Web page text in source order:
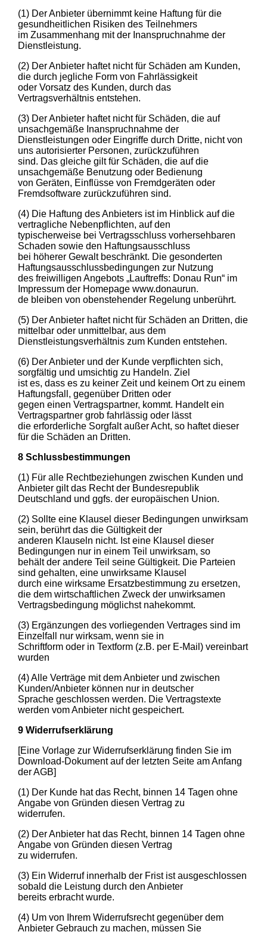
(1) Der Anbieter übernimmt keine Haftung für die
gesundheitlichen Risiken des Teilnehmers
im Zusammenhang mit der Inanspruchnahme der
Dienstleistung.
(2) Der Anbieter haftet nicht für Schäden am Kunden,
die durch jegliche Form von Fahrlässigkeit
oder Vorsatz des Kunden, durch das
Vertragsverhältnis entstehen.
(3) Der Anbieter haftet nicht für Schäden, die auf
unsachgemäße Inanspruchnahme der
Dienstleistungen oder Eingriffe durch Dritte, nicht von
uns autorisierter Personen, zurückzuführen
sind. Das gleiche gilt für Schäden, die auf die
unsachgemäße Benutzung oder Bedienung
von Geräten, Einflüsse von Fremdgeräten oder
Fremdsoftware zurückzuführen sind.
(4) Die Haftung des Anbieters ist im Hinblick auf die
vertragliche Nebenpflichten, auf den
typischerweise bei Vertragsschluss vorhersehbaren
Schaden sowie den Haftungsausschluss
bei höherer Gewalt beschränkt. Die gesonderten
Haftungsausschlussbedingungen zur Nutzung
des freiwilligen Angebots „Lauftreffs: Donau Run“ im
Impressum der Homepage www.donaurun.
de bleiben von obenstehender Regelung unberührt.
(5) Der Anbieter haftet nicht für Schäden an Dritten, die
mittelbar oder unmittelbar, aus dem
Dienstleistungsverhältnis zum Kunden entstehen.
(6) Der Anbieter und der Kunde verpflichten sich,
sorgfältig und umsichtig zu Handeln. Ziel
ist es, dass es zu keiner Zeit und keinem Ort zu einem
Haftungsfall, gegenüber Dritten oder
gegen einen Vertragspartner, kommt. Handelt ein
Vertragspartner grob fahrlässig oder lässt
die erforderliche Sorgfalt außer Acht, so haftet dieser
für die Schäden an Dritten.
8 Schlussbestimmungen
(1) Für alle Rechtbeziehungen zwischen Kunden und
Anbieter gilt das Recht der Bundesrepublik
Deutschland und ggfs. der europäischen Union.
(2) Sollte eine Klausel dieser Bedingungen unwirksam
sein, berührt das die Gültigkeit der
anderen Klauseln nicht. Ist eine Klausel dieser
Bedingungen nur in einem Teil unwirksam, so
behält der andere Teil seine Gültigkeit. Die Parteien
sind gehalten, eine unwirksame Klausel
durch eine wirksame Ersatzbestimmung zu ersetzen,
die dem wirtschaftlichen Zweck der unwirksamen
Vertragsbedingung möglichst nahekommt.
(3) Ergänzungen des vorliegenden Vertrages sind im
Einzelfall nur wirksam, wenn sie in
Schriftform oder in Textform (z.B. per E-Mail) vereinbart
wurden
(4) Alle Verträge mit dem Anbieter und zwischen
Kunden/Anbieter können nur in deutscher
Sprache geschlossen werden. Die Vertragstexte
werden vom Anbieter nicht gespeichert.
9 Widerrufserklärung
[Eine Vorlage zur Widerrufserklärung finden Sie im
Download-Dokument auf der letzten Seite am Anfang
der AGB]
(1) Der Kunde hat das Recht, binnen 14 Tagen ohne
Angabe von Gründen diesen Vertrag zu
widerrufen.
(2) Der Anbieter hat das Recht, binnen 14 Tagen ohne
Angabe von Gründen diesen Vertrag
zu widerrufen.
(3) Ein Widerruf innerhalb der Frist ist ausgeschlossen
sobald die Leistung durch den Anbieter
bereits erbracht wurde.
(4) Um von Ihrem Widerrufsrecht gegenüber dem
Anbieter Gebrauch zu machen, müssen Sie